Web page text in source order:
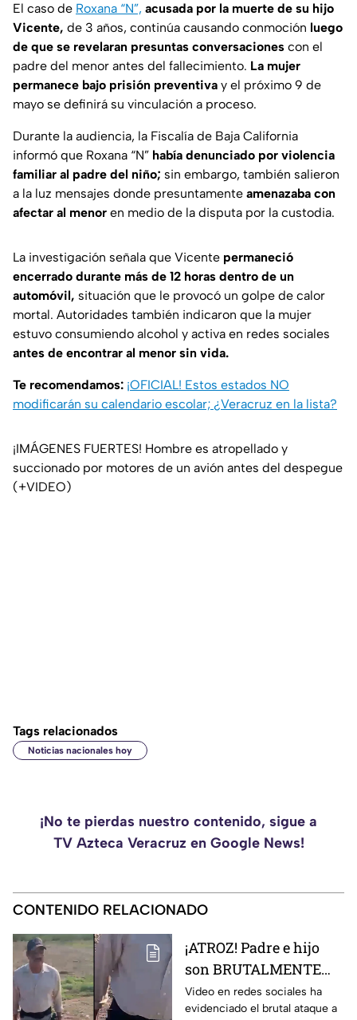
El caso de Roxana “N”, acusada por la muerte de su hijo
Vicente, de 3 años, continúa causando conmoción luego
de que se revelaran presuntas conversaciones con el
padre del menor antes del fallecimiento. La mujer
permanece bajo prisión preventiva y el próximo 9 de
mayo se definirá su vinculación a proceso.
Durante la audiencia, la Fiscalía de Baja California
informó que Roxana “N” había denunciado por violencia
familiar al padre del niño; sin embargo, también salieron
a la luz mensajes donde presuntamente amenazaba con
afectar al menor en medio de la disputa por la custodia.
La investigación señala que Vicente permaneció
encerrado durante más de 12 horas dentro de un
automóvil, situación que le provocó un golpe de calor
mortal. Autoridades también indicaron que la mujer
estuvo consumiendo alcohol y activa en redes sociales
antes de encontrar al menor sin vida.
Te recomendamos: ¡OFICIAL! Estos estados NO
modificarán su calendario escolar; ¿Veracruz en la lista?
¡IMÁGENES FUERTES! Hombre es atropellado y
succionado por motores de un avión antes del despegue
(+VIDEO)
Tags relacionados
Noticias nacionales hoy
¡No te pierdas nuestro contenido, sigue a
TV Azteca Veracruz en Google News!
CONTENIDO RELACIONADO
¡ATROZ! Padre e hijo
son BRUTALMENTE
atacados con arma en
riña; hay un MUERTO
Video en redes sociales ha
evidenciado el brutal ataque a